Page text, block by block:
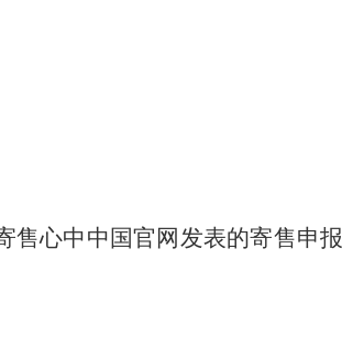
售心中中国官网发表的寄售申报